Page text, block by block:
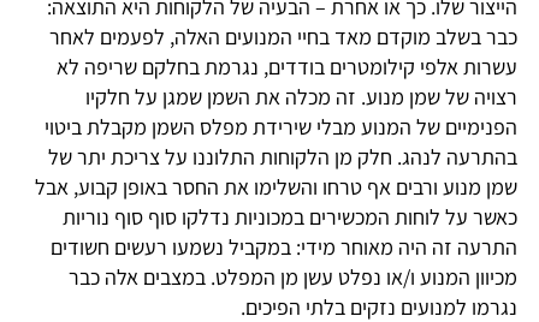
הייצור שלו. כך או אחרת – הבעיה של הלקוחות היא התוצאה:
כבר בשלב מוקדם מאד בחיי המנועים האלה, לפעמים לאחר
עשרות אלפי קילומטרים בודדים, נגרמת בחלקם שריפה לא
רצויה של שמן מנוע. זה מכלה את השמן שמגן על חלקיו
הפנימיים של המנוע מבלי שירידת מפלס השמן מקבלת ביטוי
בהתרעה לנהג. חלק מן הלקוחות התלוננו על צריכת יתר של
שמן מנוע ורבים אף טרחו והשלימו את החסר באופן קבוע, אבל
כאשר על לוחות המכשירים במכוניות נדלקו סוף סוף נוריות
התרעה זה היה מאוחר מידי: במקביל נשמעו רעשים חשודים
מכיוון המנוע ו/או נפלט עשן מן המפלט. במצבים אלה כבר
נגרמו למנועים נזקים בלתי הפיכים.